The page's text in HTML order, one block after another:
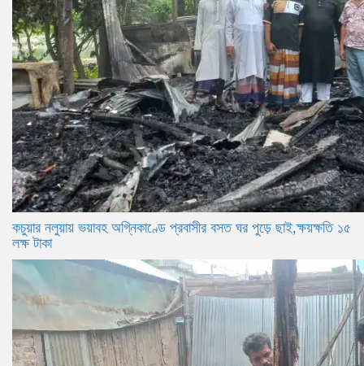
কচুয়ার নলুয়ায় ভয়াবহ অগ্নিকাণ্ডে প্রবাসীর বসত ঘর পুড়ে ছাই,ক্ষয়ক্ষতি ১৫
লক্ষ টাকা